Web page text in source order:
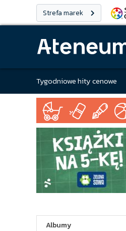
Strefa marek
Tygodniowe hity cenowe
Albumy